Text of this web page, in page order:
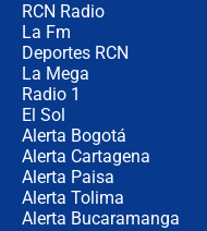
RCN Radio
La Fm
Deportes RCN
La Mega
Radio 1
El Sol
Alerta Bogotá
Alerta Cartagena
Alerta Paisa
Alerta Tolima
Alerta Bucaramanga